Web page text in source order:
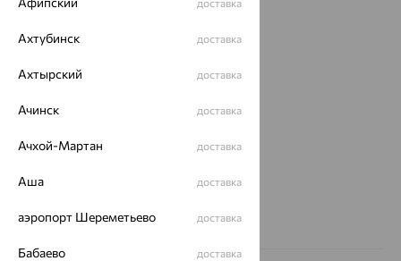
Покупателям
О нас
Магазины и доставка г. Липецк
еще 3
Другие города
8 (800) 250-02-30
Заказать звонок
доставка
Ахтубинск доставка
Ахтырский доставка
Ачинск доставка
Ачхой-Мартан доставка
Аша доставка
аэропорт Шереметьево доставка
Бабаево доставка